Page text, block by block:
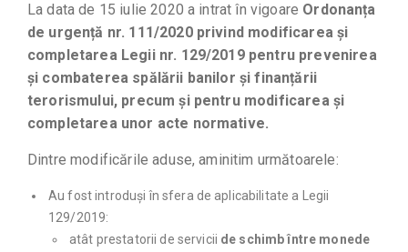
La data de 15 iulie 2020 a intrat în vigoare Ordonanța
de urgență nr. 111/2020 privind modificarea și
completarea Legii nr. 129/2019 pentru prevenirea
și combaterea spălării banilor și finanțării
terorismului, precum și pentru modificarea și
completarea unor acte normative.
Dintre modificările aduse, aminitim următoarele:
Au fost introduși în sfera de aplicabilitate a Legii
129/2019:
atât prestatorii de servicii de schimb între monede